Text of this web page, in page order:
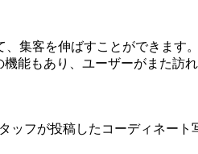
集客を伸ばすことができます。
能もあり、ユーザーがまた訪
ッフが投稿したコーディネー